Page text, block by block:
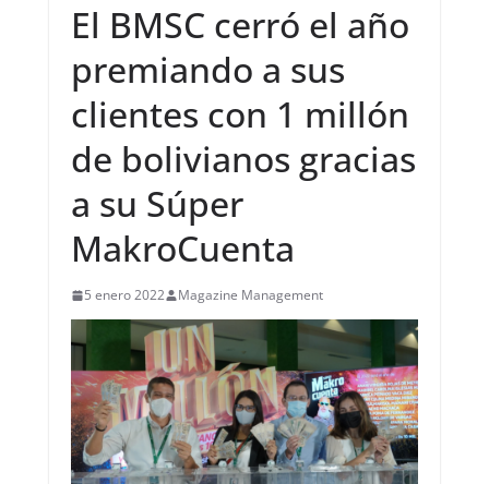
El BMSC cerró el año
premiando a sus
clientes con 1 millón
de bolivianos gracias
a su Súper
MakroCuenta
5 enero 2022 Magazine Management